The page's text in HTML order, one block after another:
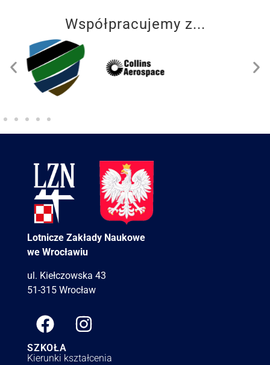
Współpracujemy z...
Lotnicze Zakłady Naukowe
we Wrocławiu
ul. Kiełczowska 43
51-315 Wrocław
SZKOŁA
Kierunki kształcenia